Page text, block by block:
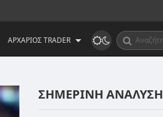
ΑΡΧΑΡΙΟΣ TRADER
ΣΗΜΕΡΙΝΗ ΑΝΑΛΥΣΗ